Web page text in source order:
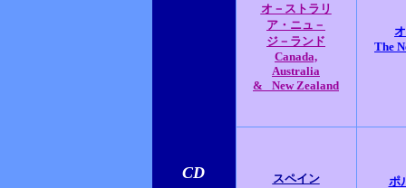
CD
オ－ストラリ
ア・ニュ－
ジ－ランド
Canada,
Australia
&
New Zealand
The
スペイン
ポ